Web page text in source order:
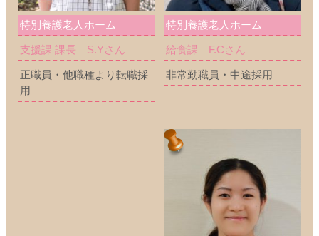
特別養護老人ホーム
支援課 課長 S.Yさん
正職員・他職種より転職採
用
特別養護老人ホーム
給食課 F.Cさん
非常勤職員・中途採用